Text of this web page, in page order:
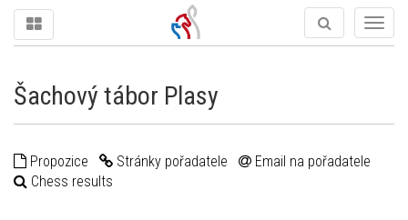
Šachový tábor Plasy
Propozice Stránky pořadatele
Email na pořadatele
Chess results